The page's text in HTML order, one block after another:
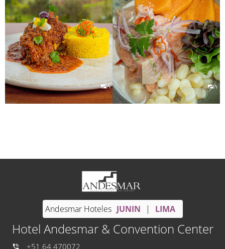
Hotel Andesmar & Convention Center
+51 64 470072
Andesmar Hoteles JUNIN | LIMA